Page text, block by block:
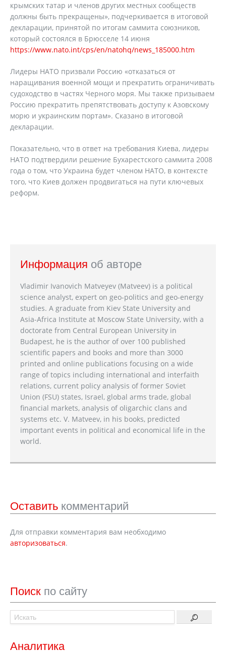
крымских татар и членов других местных сообществ
должны быть прекращены», подчеркивается в итоговой
декларации, принятой по итогам саммита союзников,
который состоялся в Брюсселе 14 июня
https://www.nato.int/cps/en/natohq/news_185000.htm
Лидеры НАТО призвали Россию «отказаться от
наращивания военной мощи и прекратить ограничивать
судоходство в частях Черного моря. Мы также призываем
Россию прекратить препятствовать доступу к Азовскому
морю и украинским портам». Сказано в итоговой
декларации.
Показательно, что в ответ на требования Киева, лидеры
НАТО подтвердили решение Бухарестского саммита 2008
года о том, что Украина будет членом НАТО, в контексте
того, что Киев должен продвигаться на пути ключевых
реформ.
Информация об авторе
Vladimir Ivanovich Matveyev (Matveev) is a political
science analyst, expert on geo-politics and geo-energy
studies. A graduate from Kiev State University and
Asia-Africa Institute at Moscow State University, with a
doctorate from Central European University in
Budapest, he is the author of over 100 published
scientific papers and books and more than 3000
printed and online publications focusing on a wide
range of topics including international and interfaith
relations, current policy analysis of former Soviet
Union (FSU) states, Israel, global arms trade, global
financial markets, analysis of oligarchic clans and
systems etc. V. Matveev, in his books, predicted
important events in political and economical life in the
world.
Оставить комментарий
Для отправки комментария вам необходимо
авторизоваться.
Поиск по сайту
Аналитика